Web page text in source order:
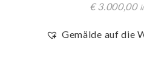
€3.000,00
Gemälde auf die